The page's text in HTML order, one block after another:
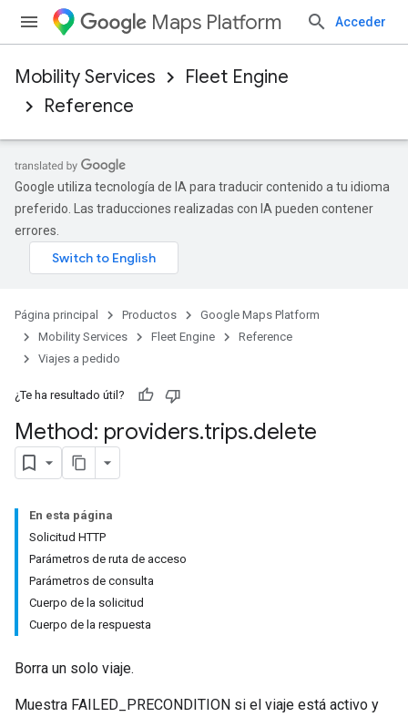
Maps Platform Acceder
Mobility Services
Fleet Engine
Reference
Google utiliza tecnología de IA para traducir contenido a tu idioma
preferido. Las traducciones realizadas con IA pueden contener
errores.
Página principal Productos
Google Maps Platform
Mobility Services
Fleet Engine
Reference
Viajes a pedido
¿Te ha resultado útil?
Method: providers.trips.delete
En esta página
Solicitud HTTP
Parámetros de ruta de acceso
Parámetros de consulta
Cuerpo de la solicitud
Cuerpo de la respuesta
Borra un solo viaje.
Muestra FAILED_PRECONDITION si el viaje está activo y